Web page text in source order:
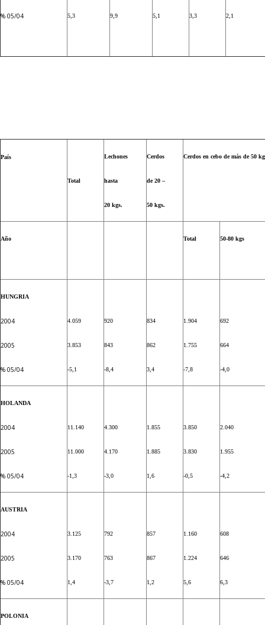
% 05/04 5,3 9,9 5,1 3,3 2,1
País
Total
Lechones
hasta
20 kgs.
Cerdos
de 20 –
50 kgs.
Cerdos en cebo de más de 50
Año Total 50-80 kgs
HUNGRIA
2004
2005
% 05/04
4.059
3.853
-5,1
920
843
-8,4
834
862
3,4
1.904
1.755
-7,8
692
664
-4,0
HOLANDA
2004
2005
% 05/04
11.140
11.000
-1,3
4.300
4.170
-3,0
1.855
1.885
1,6
3.850
3.830
-0,5
2.040
1.955
-4,2
AUSTRIA
2004
2005
% 05/04
3.125
3.170
1,4
792
763
-3,7
857
867
1,2
1.160
1.224
5,6
608
646
6,3
POLONIA